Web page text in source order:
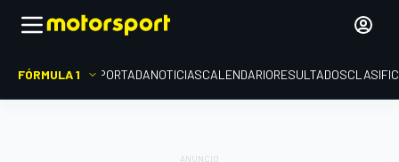
FÓRMULA 1 PORTADANOTICIASCALENDARIORESULTADOS